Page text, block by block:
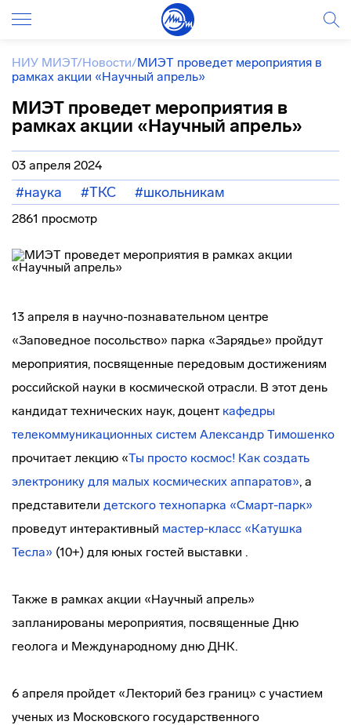
НИУ МИЭТ/Новости/МИЭТ проведет мероприятия в
рамках акции «Научный апрель»
МИЭТ проведет мероприятия в
рамках акции «Научный апрель»
03 апреля 2024
#наука #ТКС #школьникам
2861 просмотр
13 апреля в научно-познавательном центре
«Заповедное посольство» парка «Зарядье» пройдут
мероприятия, посвященные передовым достижениям
российской науки в космической отрасли. В этот день
кандидат технических наук, доцент кафедры
телекоммуникационных систем Александр Тимошенко
прочитает лекцию «Ты просто космос! Как создать
электронику для малых космических аппаратов», а
представители детского технопарка «Смарт-парк»
проведут интерактивный мастер-класс «Катушка
Тесла» (10+) для юных гостей выставки .
Также в рамках акции «Научный апрель»
запланированы мероприятия, посвященные Дню
геолога и Международному дню ДНК.
6 апреля пройдет «Лекторий без границ» с участием
ученых из Московского государственного